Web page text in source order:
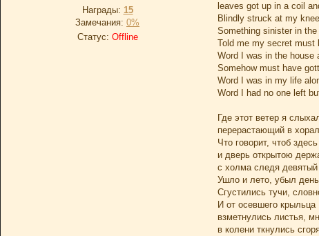
Награды: 15
Замечания: 0%
Статус: Offline
leaves got up in a coil
Blindly struck at my
Something sinister in the
Told me my secret must
Word I was in the house
Somehow must have
Word I was in my life
Word I had no one left
Где этот ветер я
перерастающий в
Что говорит, чтоб
и дверь открытою
с холма следя
Ушло и лето, убыл
Сгустились тучи,
И от осевшего крыльца
взметнулись листья,
в колени ткнулись